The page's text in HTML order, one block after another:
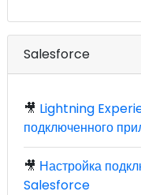
Salesforce
🎥 Lightning
подключенного
🎥 Настройка
Salesforce